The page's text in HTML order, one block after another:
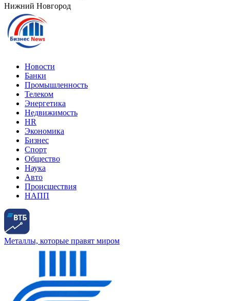
Нижний Новгород
Новости
Банки
Промышленность
Телеком
Энергетика
Недвижимость
HR
Экономика
Бизнес
Спорт
Общество
Наука
Авто
Происшествия
НАПП
Металлы, которые правят миром